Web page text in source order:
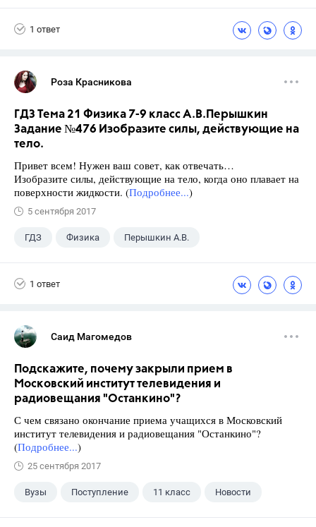
1 ответ
Роза Красникова
ГДЗ Тема 21 Физика 7-9 класс А.В.Перышкин
Задание №476 Изобразите силы, действующие на
тело.
Привет всем! Нужен ваш совет, как отвечать…
Изобразите силы, действующие на тело, когда оно плавает на
поверхности жидкости. (Подробнее...)
5 сентября 2017
ГДЗ Физика Перышкин А.В.
1 ответ
Саид Магомедов
Подскажите, почему закрыли прием в
Московский институт телевидения и
радиовещания "Останкино"?
С чем связано окончание приема учащихся в Московский
институт телевидения и радиовещания "Останкино"?
(Подробнее...)
25 сентября 2017
Вузы Поступление 11 класс Новости